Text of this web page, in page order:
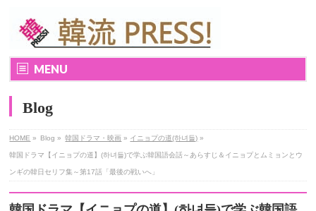
MENU
Blog
HOME » Blog » 韓国ドラマ・映画 » イニョプの道(하녀들) »
韓国ドラマ【イニョプの道】(하녀들)で学ぶ韓国語会話～あらすじ＆イニョプとムミョンとウ
ンギの韓日セリフ集～第17話「最後の戦いへ」